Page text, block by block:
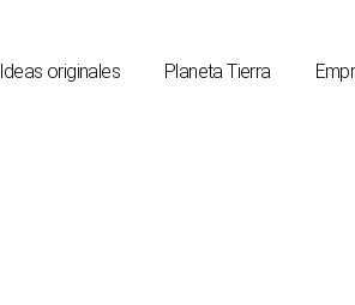
Ideas originales Planeta Tierra